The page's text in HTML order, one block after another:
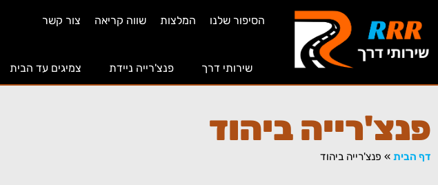
הסיפור שלנו המלצות שווה קריאה צור קשר
שירותי דרך פנצ'רייה ניידת צמיגים עד הבית
פנצ'רייה ביהוד
דף הבית » פנצ'רייה ביהוד